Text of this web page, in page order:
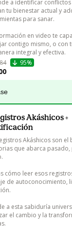
a identificar
tu bienestar actual y
para sanar.
en video te
contigo mismo, o con
integral y efectiva.
95%
Akáshicos +
Akáshicos son el
que abarca pasado,
cómo leer esos
de autoconocimiento,
a esta sabiduría
el cambio y la